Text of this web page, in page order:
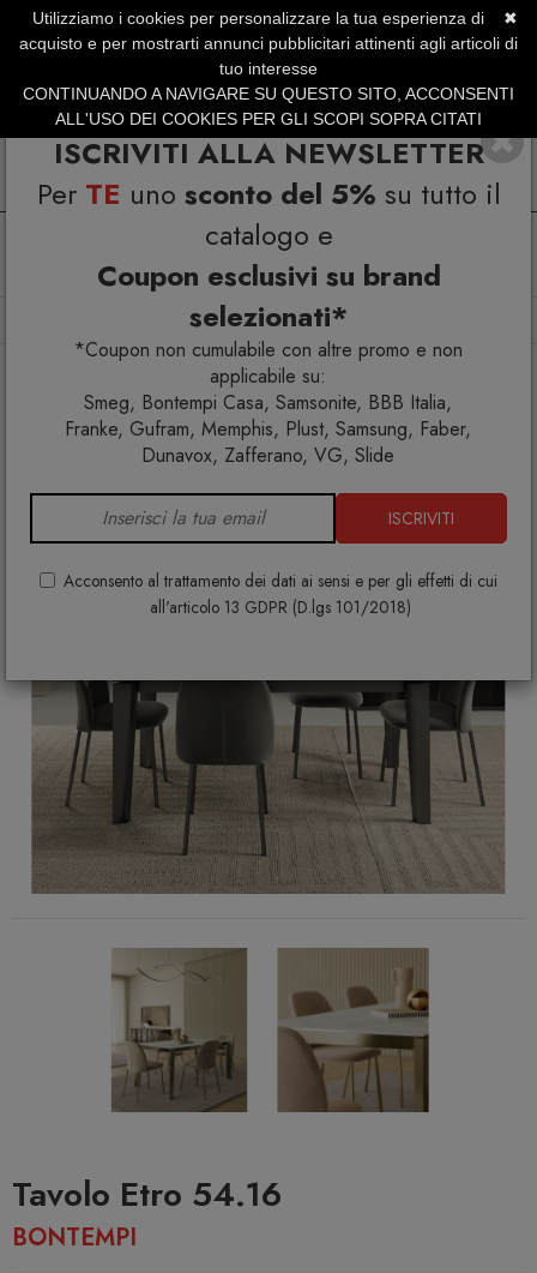
ISCRIVITI ALLA NEWSLETTER
Per TE uno sconto del 5% su tutto il
catalogo e
Coupon esclusivi su brand
selezionati*
*Coupon non cumulabile con altre promo e non
applicabile su:
Smeg, Bontempi Casa, Samsonite, BBB Italia,
Franke, Gufram, Memphis, Plust, Samsung, Faber,
Dunavox, Zafferano, VG, Slide
ISCRIVITI
Acconsento al trattamento dei dati ai sensi e per gli effetti di cui
all'articolo 13 GDPR (D.lgs 101/2018)
SERVIZIO CLIENTI +39.0773.470.562
SUMMER SALES | Fino al 40% di Sconto
Arredo interno Tavoli
Tavolo Etro 54.16
BONTEMPI
✖
Utilizziamo i cookies per personalizzare la tua esperienza di
acquisto e per mostrarti annunci pubblicitari attinenti agli articoli di
tuo interesse
CONTINUANDO A NAVIGARE SU QUESTO SITO, ACCONSENTI
ALL'USO DEI COOKIES PER GLI SCOPI SOPRA CITATI